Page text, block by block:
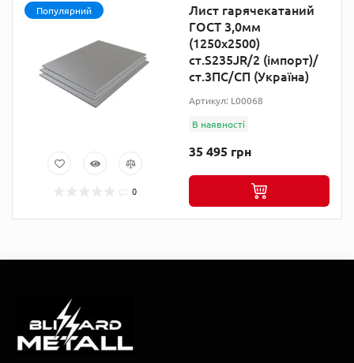
Популярний
0
Лист гарячекатаний
ГОСТ 3,0мм
(1250х2500)
ст.S235JR/2 (імпорт)/
ст.3ПС/СП (Україна)
Артикул: L00068
В наявності
35 495 грн